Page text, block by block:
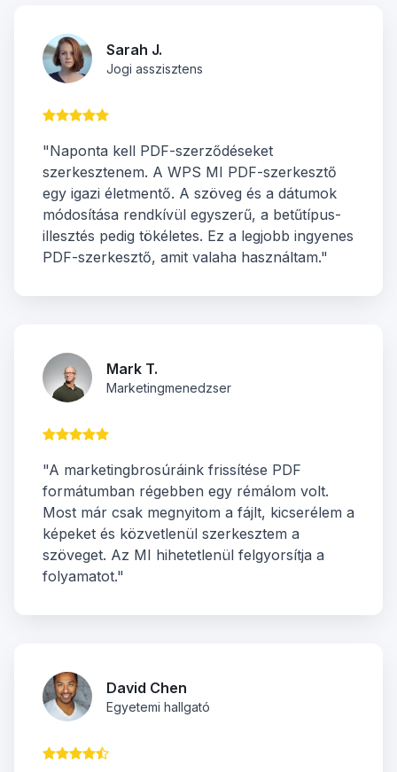
Sarah J.
Jogi asszisztens
"Naponta kell PDF-szerződéseket
szerkesztenem. A WPS MI PDF-szerkesztő
egy igazi életmentő. A szöveg és a dátumok
módosítása rendkívül egyszerű, a betűtípus-
illesztés pedig tökéletes. Ez a legjobb ingyenes
PDF-szerkesztő, amit valaha használtam."
Mark T.
Marketingmenedzser
"A marketingbrosúráink frissítése PDF
formátumban régebben egy rémálom volt.
Most már csak megnyitom a fájlt, kicserélem a
képeket és közvetlenül szerkesztem a
szöveget. Az MI hihetetlenül felgyorsítja a
folyamatot."
David Chen
Egyetemi hallgató